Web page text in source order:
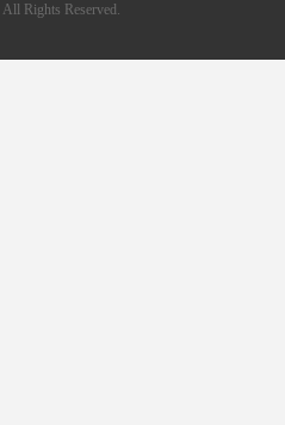
All Rights Reserved.